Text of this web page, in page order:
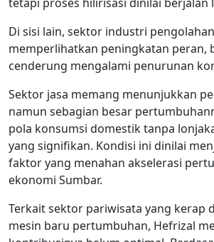
Di sisi lain, sektor industri
memperlihatkan peningkatan peran,
cenderung mengalami penurunan
Sektor jasa memang menunjukkan
namun sebagian besar
pola konsumsi domestik tanpa
yang signifikan. Kondisi ini dinilai
faktor yang menahan akselerasi
ekonomi Sumbar.
Terkait sektor pariwisata yang kerap
mesin baru pertumbuhan, Hefrizal